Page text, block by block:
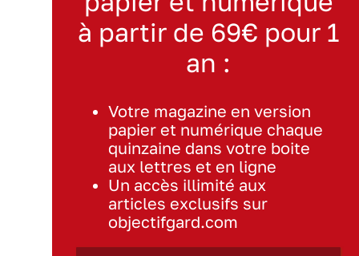
à partir de 69€ pour 1
an :
Votre magazine en version
papier et numérique chaque
quinzaine dans votre boite
aux lettres et en ligne
Un accès illimité aux
articles exclusifs sur
objectifgard.com